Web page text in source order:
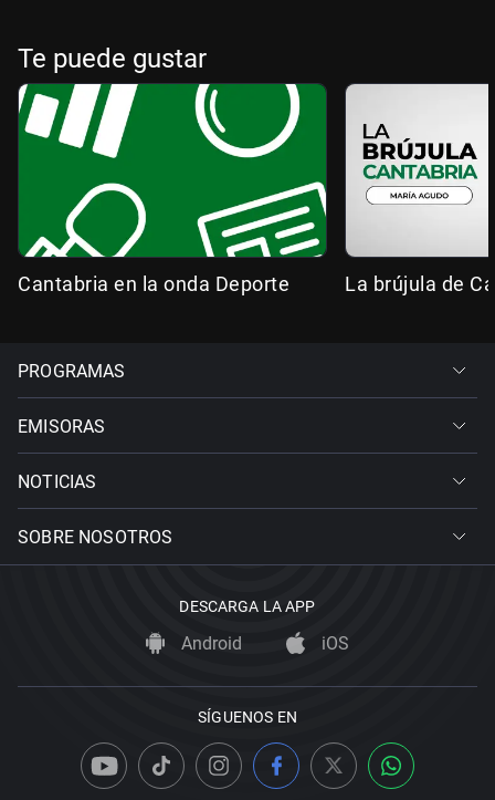
Te puede gustar
Cantabria en la onda Deporte La brújula de
PROGRAMAS
EMISORAS
NOTICIAS
SOBRE NOSOTROS
DESCARGA LA APP
Android iOS
SÍGUENOS EN